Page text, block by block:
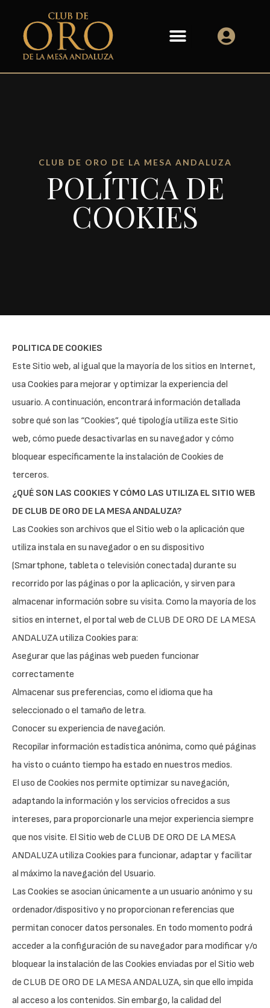
CLUB DE ORO DE LA MESA ANDALUZA
POLÍTICA DE
COOKIES
POLITICA DE COOKIES
Este Sitio web, al igual que la mayoría de los sitios en Internet,
usa Cookies para mejorar y optimizar la experiencia del
usuario. A continuación, encontrará información detallada
sobre qué son las “Cookies”, qué tipología utiliza este Sitio
web, cómo puede desactivarlas en su navegador y cómo
bloquear específicamente la instalación de Cookies de
terceros.
¿QUÉ SON LAS COOKIES Y CÓMO LAS UTILIZA EL SITIO WEB
DE CLUB DE ORO DE LA MESA ANDALUZA?
Las Cookies son archivos que el Sitio web o la aplicación que
utiliza instala en su navegador o en su dispositivo
(Smartphone, tableta o televisión conectada) durante su
recorrido por las páginas o por la aplicación, y sirven para
almacenar información sobre su visita. Como la mayoría de los
sitios en internet, el portal web de CLUB DE ORO DE LA MESA
ANDALUZA utiliza Cookies para:
Asegurar que las páginas web pueden funcionar
correctamente
Almacenar sus preferencias, como el idioma que ha
seleccionado o el tamaño de letra.
Conocer su experiencia de navegación.
Recopilar información estadística anónima, como qué páginas
ha visto o cuánto tiempo ha estado en nuestros medios.
El uso de Cookies nos permite optimizar su navegación,
adaptando la información y los servicios ofrecidos a sus
intereses, para proporcionarle una mejor experiencia siempre
que nos visite. El Sitio web de CLUB DE ORO DE LA MESA
ANDALUZA utiliza Cookies para funcionar, adaptar y facilitar
al máximo la navegación del Usuario.
Las Cookies se asocian únicamente a un usuario anónimo y su
ordenador/dispositivo y no proporcionan referencias que
permitan conocer datos personales. En todo momento podrá
acceder a la configuración de su navegador para modificar y/o
bloquear la instalación de las Cookies enviadas por el Sitio web
de CLUB DE ORO DE LA MESA ANDALUZA, sin que ello impida
al acceso a los contenidos. Sin embargo, la calidad del